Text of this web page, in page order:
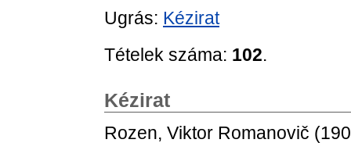
Ugrás: Kézirat
Tételek száma: 102.
Kézirat
Rozen, Viktor Romanovič